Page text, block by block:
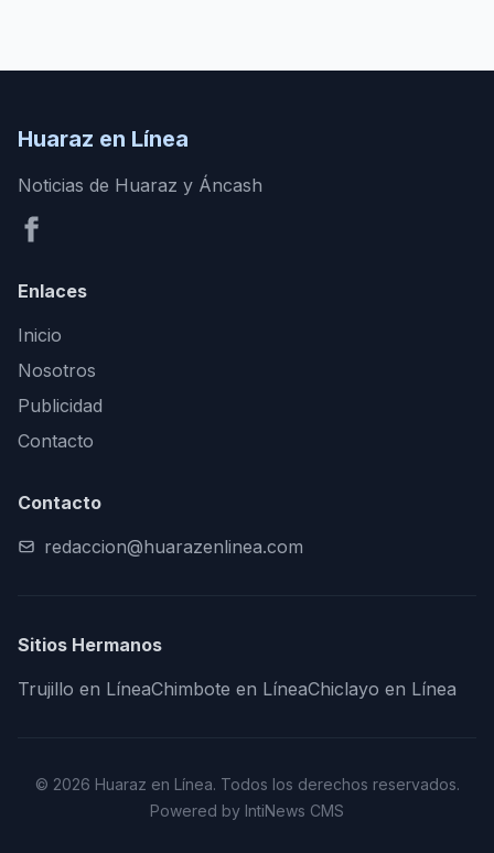
Huaraz en Línea
Noticias de Huaraz y Áncash
Enlaces
Inicio
Nosotros
Publicidad
Contacto
Contacto
redaccion@huarazenlinea.com
Sitios Hermanos
Trujillo en LíneaChimbote en LíneaChiclayo en Línea
© 2026 Huaraz en Línea. Todos los derechos reservados.
Powered by IntiNews CMS